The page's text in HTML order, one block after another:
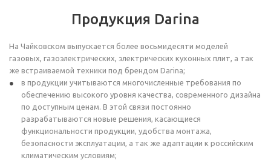
Продукция Darina
На Чайковском выпускается более восьмидесяти моделей
газовых, газоэлектрических, электрических кухонных плит, а так
же встраиваемой техники под брендом Darina;
в продукции учитываются многочисленные требования по
обеспечению высокого уровня качества, современного дизайна
по доступным ценам. В этой связи постоянно
разрабатываются новые решения, касающиеся
функциональности продукции, удобства монтажа,
безопасности эксплуатации, а так же адаптации к российским
климатическим условиям;